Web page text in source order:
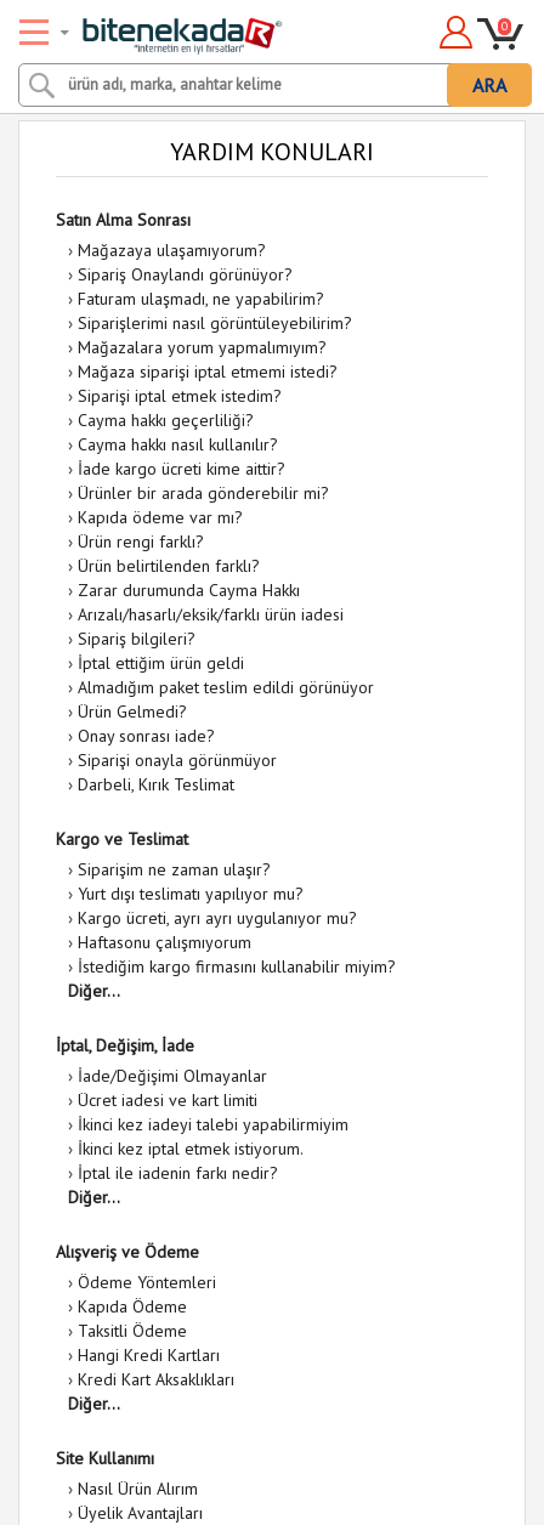
ARA
0
YARDIM KONULARI
Satın Alma Sonrası
› Mağazaya ulaşamıyorum?
› Sipariş Onaylandı görünüyor?
› Faturam ulaşmadı, ne yapabilirim?
› Siparişlerimi nasıl görüntüleyebilirim?
› Mağazalara yorum yapmalımıyım?
› Mağaza siparişi iptal etmemi istedi?
› Siparişi iptal etmek istedim?
› Cayma hakkı geçerliliği?
› Cayma hakkı nasıl kullanılır?
› İade kargo ücreti kime aittir?
› Ürünler bir arada gönderebilir mi?
› Kapıda ödeme var mı?
› Ürün rengi farklı?
› Ürün belirtilenden farklı?
› Zarar durumunda Cayma Hakkı
› Arızalı/hasarlı/eksik/farklı ürün iadesi
› Sipariş bilgileri?
› İptal ettiğim ürün geldi
› Almadığım paket teslim edildi görünüyor
› Ürün Gelmedi?
› Onay sonrası iade?
› Siparişi onayla görünmüyor
› Darbeli, Kırık Teslimat
Kargo ve Teslimat
› Siparişim ne zaman ulaşır?
› Yurt dışı teslimatı yapılıyor mu?
› Kargo ücreti, ayrı ayrı uygulanıyor mu?
› Haftasonu çalışmıyorum
› İstediğim kargo firmasını kullanabilir miyim?
Diğer...
İptal, Değişim, İade
› İade/Değişimi Olmayanlar
› Ücret iadesi ve kart limiti
› İkinci kez iadeyi talebi yapabilirmiyim
› İkinci kez iptal etmek istiyorum.
› İptal ile iadenin farkı nedir?
Diğer...
Alışveriş ve Ödeme
› Ödeme Yöntemleri
› Kapıda Ödeme
› Taksitli Ödeme
› Hangi Kredi Kartları
› Kredi Kart Aksaklıkları
Diğer...
Site Kullanımı
› Nasıl Ürün Alırım
› Üyelik Avantajları